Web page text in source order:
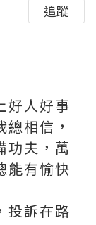
追蹤
好人好事
相信，
功夫，萬
能有愉快
投訴在路